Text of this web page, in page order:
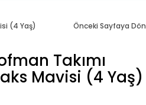
(4 Yaş) Önceki Sayfaya Dön
Takımı
Mavisi (4 Yaş)